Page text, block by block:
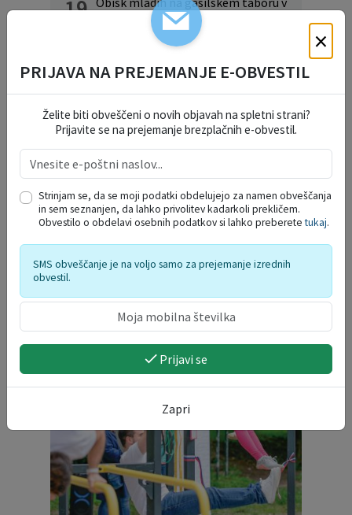
19
Radencih ob Kolpi
30
AVG.
Prikaži več
INFORMATIVNI BILTENI
×
PRIJAVA NA PREJEMANJE E-OBVESTIL
Želite biti obveščeni o novih objavah na spletni strani?
Prijavite se na prejemanje brezplačnih e-obvestil.
Strinjam se, da se moji podatki obdelujejo za namen obveščanja
in sem seznanjen, da lahko privolitev kadarkoli prekličem.
Obvestilo o obdelavi osebnih podatkov si lahko preberetetukaj.
SMS obveščanje je na voljo samo za prejemanje izrednih
obvestil.
Prijavi se
Zapri